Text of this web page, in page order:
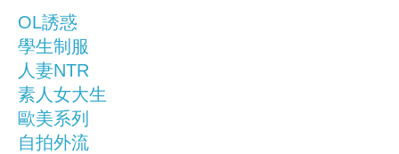
OL誘惑
學生制服
人妻NTR
素人女大生
歐美系列
自拍外流